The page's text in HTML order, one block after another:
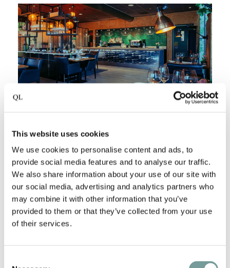
This website uses cookies
We use cookies to personalise content and ads, to
provide social media features and to analyse our traffic.
We also share information about your use of our site with
our social media, advertising and analytics partners who
may combine it with other information that you’ve
provided to them or that they’ve collected from your use
of their services.
De Rooi Pannen Breda - Breda, Niederlande
Kasernengebäude aus dem Jahr 1771, das in ein
äußerst stilvolles Hotel, dasDe Rooi Pannen Breda
umgewandelt wurde, in dem authentische Elemente
geschmackvoll in modernes Design integriert
wurden. Das Hotel und die Restaurants werden von
Studenten geführt, die Gastfreundschaft zu
schätzen wissen.